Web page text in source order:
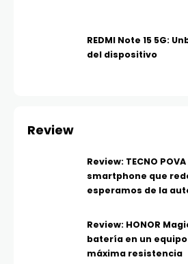
REDMI Note 15 5G:
del dispositivo
Review
Review: TECNO
smartphone que
esperamos de la
Review: HONOR
batería en un
máxima resistencia